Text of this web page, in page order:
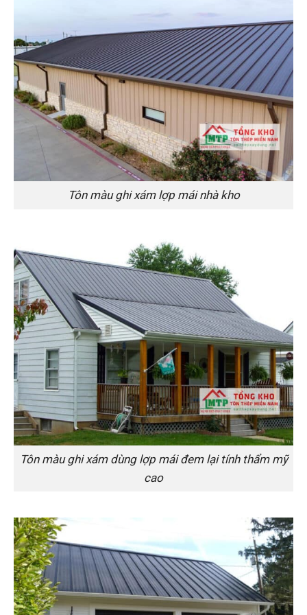
Tôn màu ghi xám lợp mái nhà kho
Tôn màu ghi xám dùng lợp mái đem lại tính thẩm mỹ
cao